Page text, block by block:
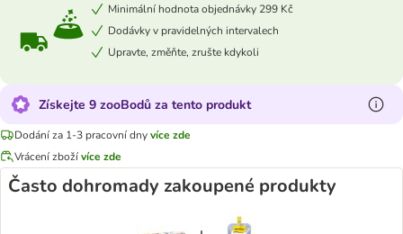
Minimální hodnota objednávky 299 Kč
Dodávky v pravidelných intervalech
Upravte, změňte, zrušte kdykoli
Získejte 9 zooBodů za tento produkt
Dodání za 1-3 pracovní dnyvíce zde
Vrácení zbožívíce zde
Často dohromady zakoupené produkty